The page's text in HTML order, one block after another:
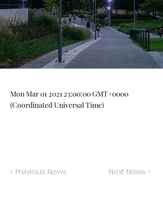
Mon Mar01 2021 23:00:00 GMT+0000
(Coordinated Universal Time)
< Previous News Next News >